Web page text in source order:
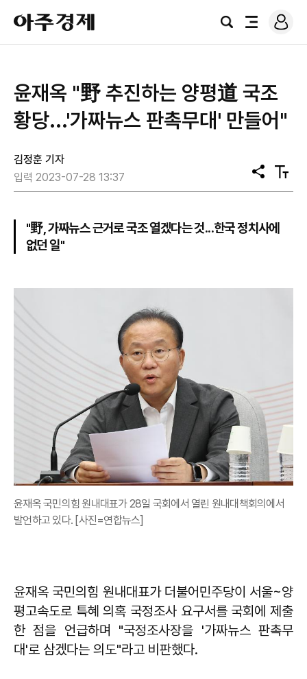
아
주
경
검
전
로
그
​윤재옥 "野 추진하는 양평道 국조
황당...'가짜뉴스 판촉무대' 만들어"
김정훈 기자
입력 2023-07-28 13:37
공
유
텍
스
"野, 가짜뉴스 근거로 국조 열겠다는 것...한국 정치사에
없던 일"
윤재옥 국민의힘 원내대표가 28일 국회에서 열린 원내대책회의에서
발언하고 있다. [사진=연합뉴스]
윤재옥 국민의힘 원내대표가 더불어민주당이 서울~양
평고속도로 특혜 의혹 국정조사 요구서를 국회에 제출
한 점을 언급하며 "국정조사장을 '가짜뉴스 판촉무
대'로 삼겠다는 의도"라고 비판했다.